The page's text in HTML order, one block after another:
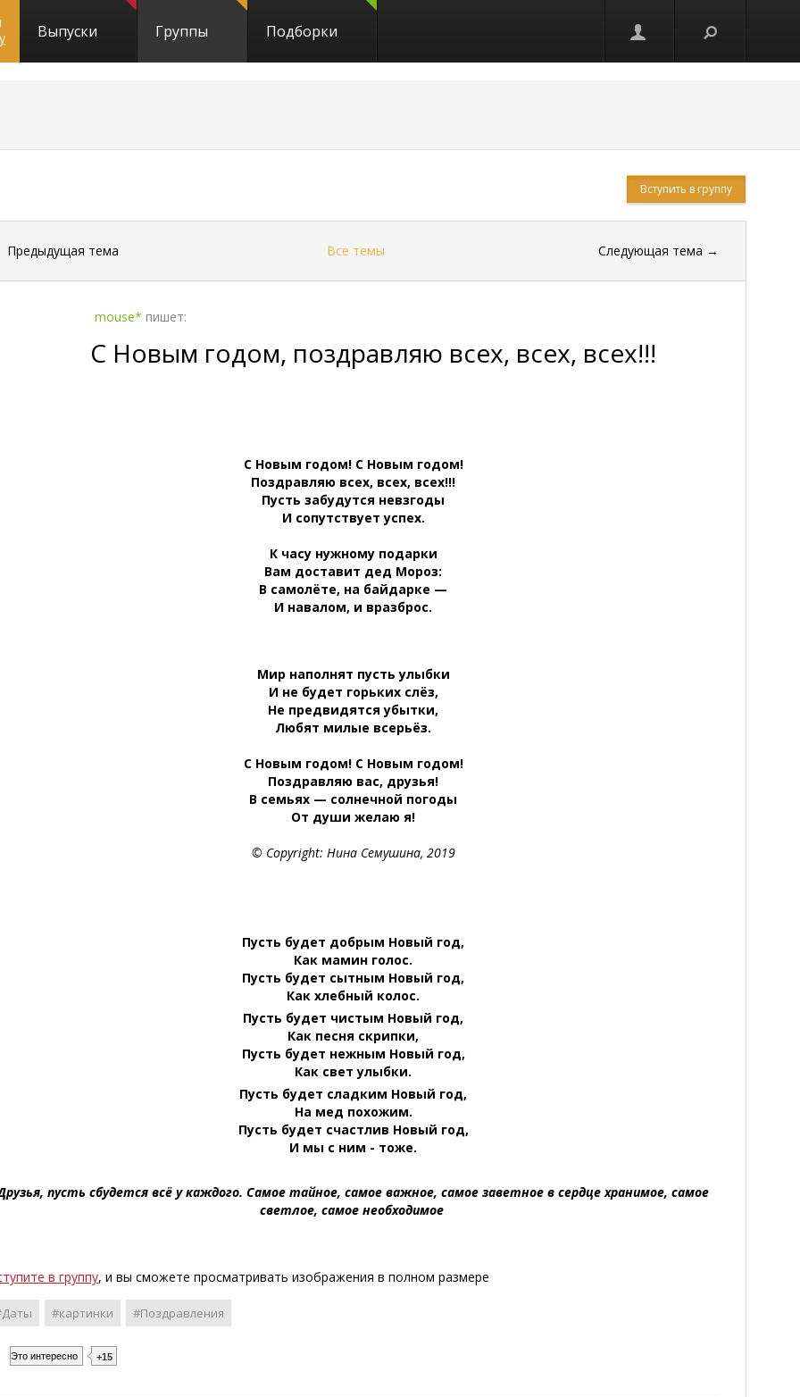
Выпуски Группы Подборки
Вступить в группу
Предыдущая тема Все темы Следующая тема →
mouse* пишет:
С Новым годом, поздравляю всех, всех, всех!!!
С Новым годом! С Новым годом!
Поздравляю всех, всех, всех!!!
Пусть забудутся невзгоды
И сопутствует успех.
К часу нужному подарки
Вам доставит дед Мороз:
В самолёте, на байдарке —
И навалом, и вразброс.
Мир наполнят пусть улыбки
И не будет горьких слёз,
Не предвидятся убытки,
Любят милые всерьёз.
С Новым годом! С Новым годом!
Поздравляю вас, друзья!
В семьях — солнечной погоды
От души желаю я!
© Copyright: Нина Семушина, 2019
Пусть будет добрым Новый год,
Как мамин голос.
Пусть будет сытным Новый год,
Как хлебный колос.
Пусть будет чистым Новый год,
Как песня скрипки,
Пусть будет нежным Новый год,
Как свет улыбки.
Пусть будет сладким Новый год,
На мед похожим.
Пусть будет счастлив Новый год,
И мы с ним - тоже.
пусть сбудется всё у каждого. Самое тайное, самое важное, самое заветное в сердце хранимое, самое
светлое, самое необходимое
в группу, и вы сможете просматривать изображения в полном размере
#картинки #Поздравления
Это интересно +15